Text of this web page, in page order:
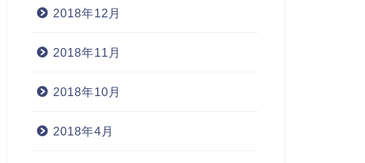
2018年12月
2018年11月
2018年10月
2018年4月